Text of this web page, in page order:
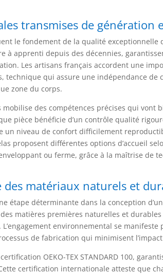
transmises de génération
le fondement de la qualité exceptionnelle
à apprenti depuis des décennies,
Les artisans français accordent une
technique qui assure une indépendance de
zone du corps.
mobilise des compétences précises qui vont
pièce bénéficie d’un contrôle qualité
un niveau de confort difficilement
proposent différentes options d’accueil
ou ferme, grâce à la maîtrise de
des matériaux naturels et
étape déterminante dans la conception
matières premières naturelles et
environnemental se manifeste
de fabrication qui minimisent
OEKO-TEX STANDARD 100,
certification internationale atteste que